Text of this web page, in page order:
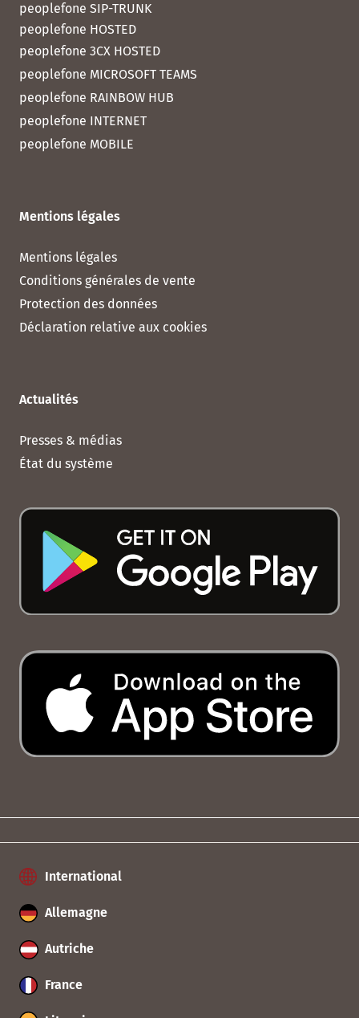
peoplefone SIP-TRUNK
peoplefone HOSTED
peoplefone 3CX HOSTED
peoplefone MICROSOFT TEAMS
peoplefone RAINBOW HUB
peoplefone INTERNET
peoplefone MOBILE
Mentions légales
Mentions légales
Conditions générales de vente
Protection des données
Déclaration relative aux cookies
Actualités
Presses & médias
État du système
International
Allemagne
Autriche
France